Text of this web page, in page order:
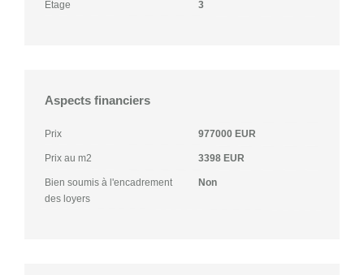
Etage 3
Aspects financiers
Prix 977000 EUR
Prix au m2 3398 EUR
Bien soumis à l'encadrement
des loyers
Non